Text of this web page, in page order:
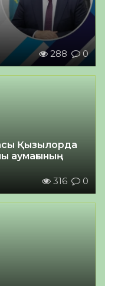
288 0
Қызылорда
аумағының
316 0